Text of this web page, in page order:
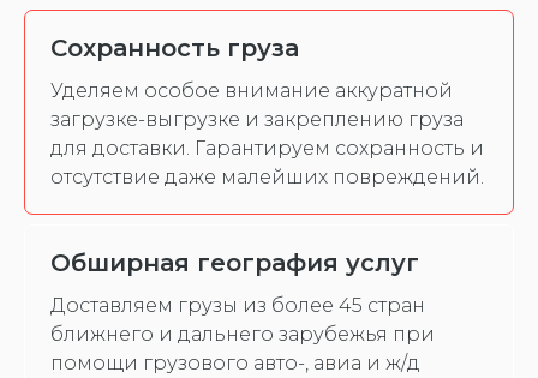
Сохранность груза
Уделяем особое внимание аккуратной
загрузке-выгрузке и закреплению груза
для доставки. Гарантируем сохранность и
отсутствие даже малейших повреждений.
Обширная география услуг
Доставляем грузы из более 45 стран
ближнего и дальнего зарубежья при
помощи грузового авто-, авиа и ж/д